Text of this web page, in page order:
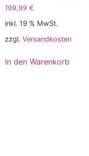
199,99 €
inkl. 19 % MwSt.
zzgl. Versandkosten
In den Warenkorb